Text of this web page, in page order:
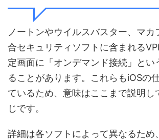
ノートンやウイルスバスター、マカ
合セキュリティソフトに含まれる
定画面に「オンデマンド接続」とい
ることがあります。これらもiOSの
ているため、意味はここまで説明し
じです。
詳細は各ソフトによって異なるため